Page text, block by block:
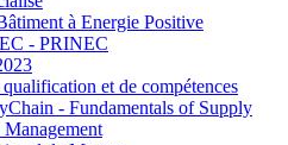
à Energie Positive
- PRINEC
et de compétences
- Fundamentals of Supply